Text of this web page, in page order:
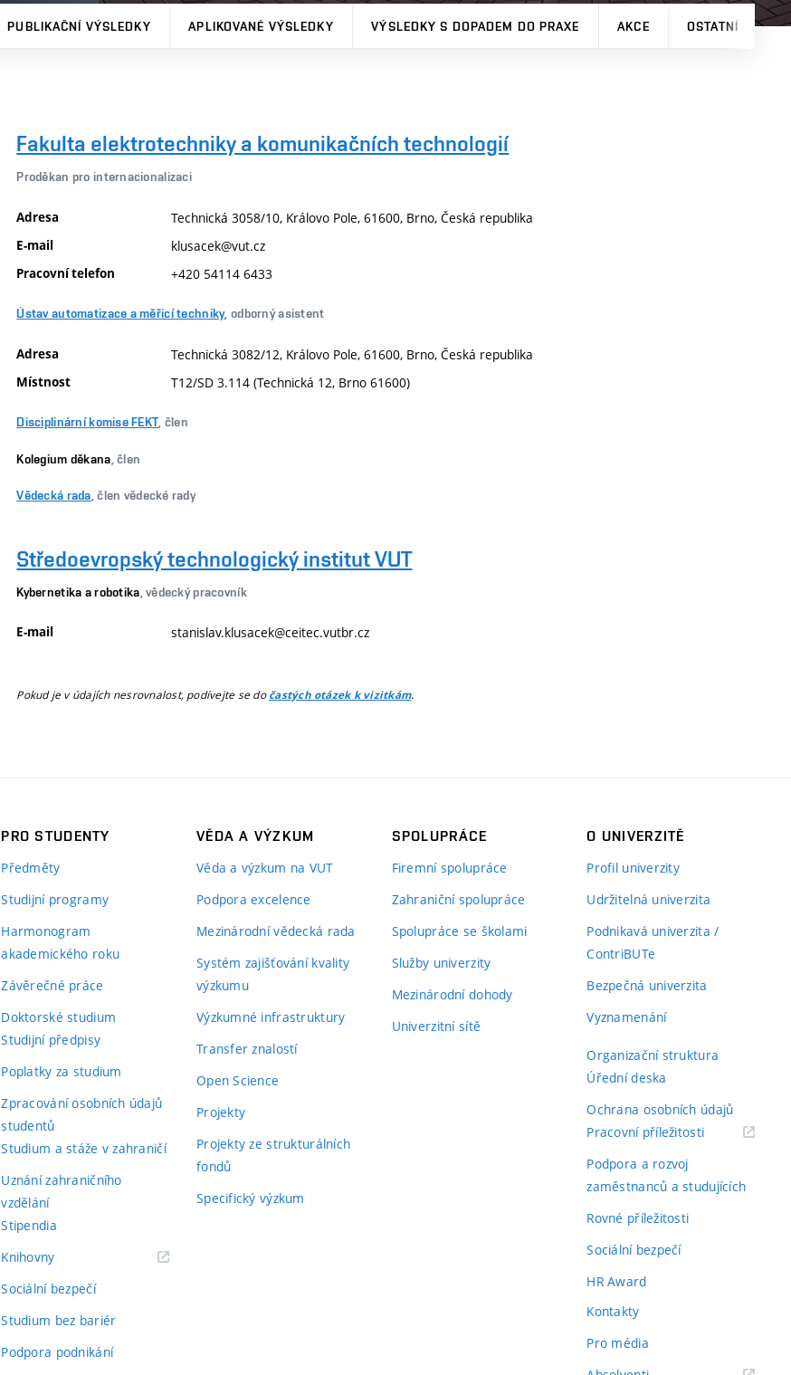
PUBLIKAČNÍ VÝSLEDKY APLIKOVANÉ VÝSLEDKY VÝSLEDKY S DOPADEM DO PRAXE AKCE OSTATNÍ
Fakulta elektrotechniky a komunikačních technologií
Proděkan pro internacionalizaci
Adresa Technická 3058/10, Královo Pole, 61600, Brno, Česká republika
E-mail klusacek@vut.cz
Pracovní telefon +420 54114 6433
Ústav automatizace a měřicí techniky, odborný asistent
Adresa Technická 3082/12, Královo Pole, 61600, Brno, Česká republika
Místnost T12/SD 3.114 (Technická 12, Brno 61600)
Disciplinární komise FEKT, člen
Kolegium děkana , člen
Vědecká rada , člen vědecké rady
Středoevropský technologický institut VUT
Kybernetika a robotika , vědecký pracovník
E-mail stanislav.klusacek@ceitec.vutbr.cz
Pokud je v údajích nesrovnalost, podívejte se dočastých otázek k vizitkám.
PRO STUDENTY
Předměty
Studijní programy
Harmonogram
akademického roku
Závěrečné práce
Doktorské studium
Studijní předpisy
Poplatky za studium
Zpracování osobních údajů
studentů
Studium a stáže v zahraničí
Uznání zahraničního
vzdělání
Stipendia
Knihovny(externí
Sociální bezpečí
Studium bez bariér
Podpora podnikání
VĚDA A VÝZKUM
Věda a výzkum na VUT
Podpora excelence
Mezinárodní vědecká rada
Systém zajišťování kvality
výzkumu
Výzkumné infrastruktury
Transfer znalostí
Open Science
Projekty
Projekty ze strukturálních
fondů
Specifický výzkum
SPOLUPRÁCE
Firemní spolupráce
Zahraniční spolupráce
Spolupráce se školami
Služby univerzity
Mezinárodní dohody
Univerzitní sítě
O UNIVERZITĚ
Profil univerzity
Udržitelná univerzita
Podnikavá univerzita /
ContriBUTe
Bezpečná univerzita
Vyznamenání
Organizační struktura
Úřední deska
Ochrana osobních údajů
Pracovní příležitosti(externí
Podpora a rozvoj
zaměstnanců a studujících
Rovné příležitosti
Sociální bezpečí
HR Award
Kontakty
Pro média